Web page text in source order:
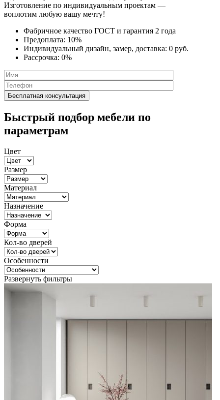
Изготовление по индивидуальным проектам —
воплотим любую вашу мечту!
Фабричное качество ГОСТ и гарантия 2 года
Предоплата: 10%
Индивидуальный дизайн, замер, доставка: 0 руб.
Рассрочка: 0%
Быстрый подбор мебели по
параметрам
Цвет
Размер
Материал
Назначение
Форма
Кол-во дверей
Особенности
Развернуть фильтры